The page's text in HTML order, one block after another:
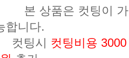
본 상품은 컷팅이 가
합니다.
컷팅비용 3000